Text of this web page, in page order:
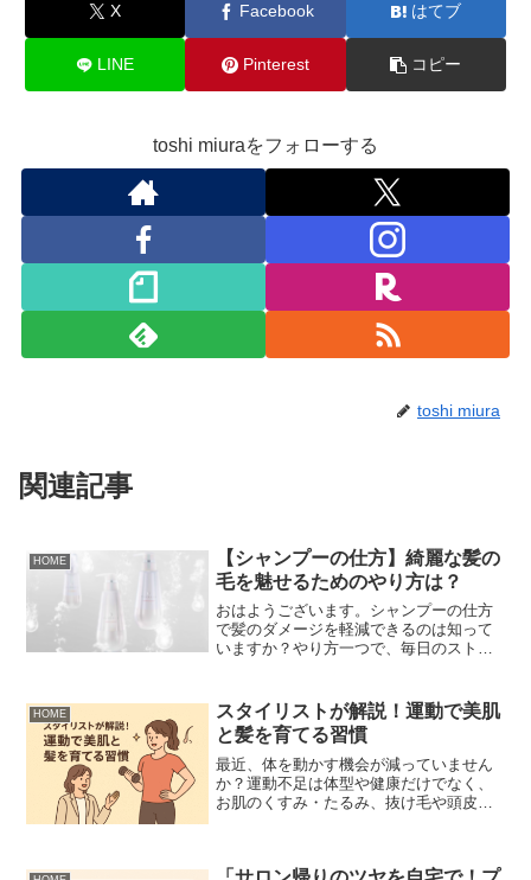
X Facebook はてブ
LINE Pinterest コピー
toshi miuraをフォローする
toshi miura
関連記事
HOME
【シャンプーの仕方】綺麗な髪の
毛を魅せるためのやり方は？
おはようございます。シャンプーの仕方
で髪のダメージを軽減できるのは知って
いますか？やり方一つで、毎日のストレ
す！① シャンプー前にブラッシング シ
ャンプー前にブラシでブラ...
HOME
スタイリストが解説！運動で美肌
と髪を育てる習慣
最近、体を動かす機会が減っていません
か？運動不足は体型や健康だけでなく、
お肌のくすみ・たるみ、抜け毛や頭皮環